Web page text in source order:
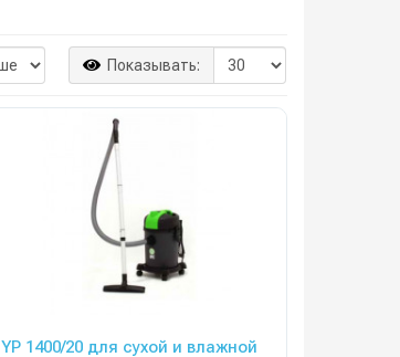
Показывать:
YP 1400/20 для сухой и влажной